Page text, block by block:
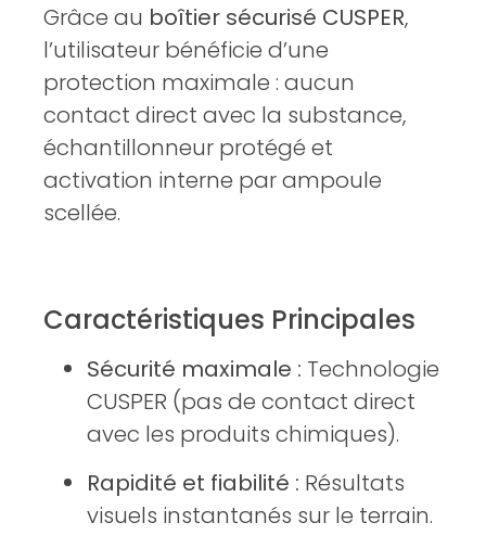
Grâce au boîtier sécurisé CUSPER,
l’utilisateur bénéficie d’une
protection maximale : aucun
contact direct avec la substance,
échantillonneur protégé et
activation interne par ampoule
scellée.
Caractéristiques Principales
Sécurité maximale : Technologie
CUSPER (pas de contact direct
avec les produits chimiques).
Rapidité et fiabilité : Résultats
visuels instantanés sur le terrain.